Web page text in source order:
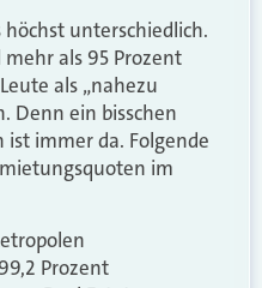
unterschiedlich.
als 95 Prozent
als „nahezu
Denn ein bisschen
immer da. Folgende
im
Prozent